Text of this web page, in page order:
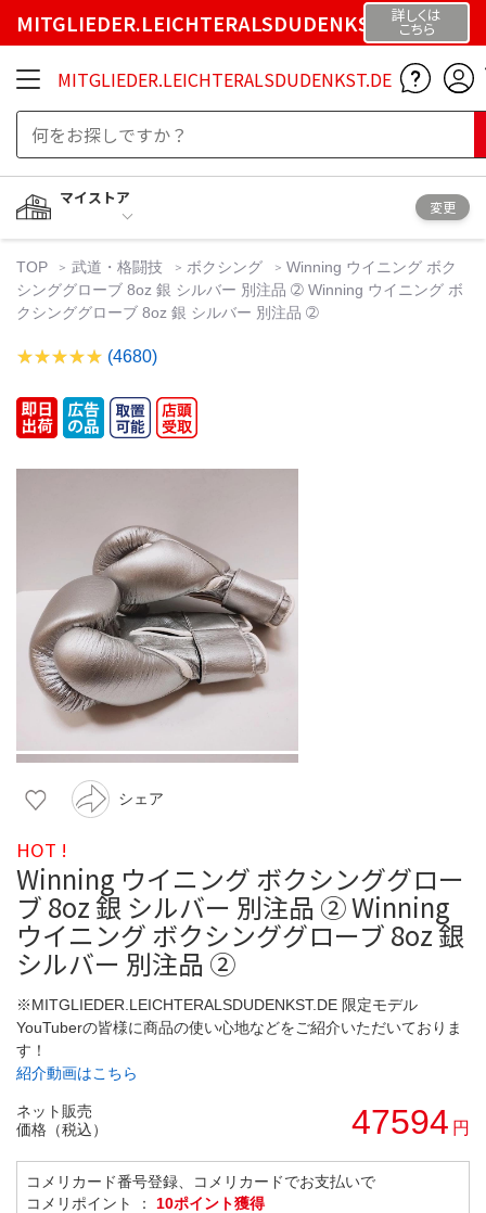
MITGLIEDER.LEICHTERALSDUDENKST.DE詳しくは
こちら
MITGLIEDER.LEICHTERALSDUDENKST.DE
マイストア
変更
TOP 武道・格闘技 ボクシング
Winning ウイニング ボク
シンググローブ 8oz 銀 シルバー 別注品 ➁ Winning ウイニング ボ
クシンググローブ 8oz 銀 シルバー 別注品 ➁
(4680)
シェア
HOT !
Winning ウイニング ボクシンググロー
ブ 8oz 銀 シルバー 別注品 ➁ Winning
ウイニング ボクシンググローブ 8oz 銀
シルバー 別注品 ➁
※MITGLIEDER.LEICHTERALSDUDENKST.DE 限定モデル
YouTuberの皆様に商品の使い心地などをご紹介いただいておりま
す！
紹介動画はこちら
ネット販売
価格（税込）
47594 円
コメリカード番号登録、コメリカードでお支払いで
コメリポイント ： 10ポイント獲得